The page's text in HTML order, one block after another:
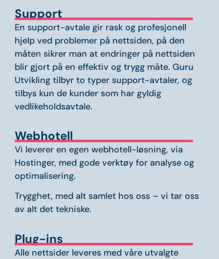
Support
En support-avtale gir rask og profesjonell
hjelp ved problemer på nettsiden, på den
måten sikrer man at endringer på nettsiden
blir gjort på en effektiv og trygg måte. Guru
Utvikling tilbyr to typer support-avtaler, og
tilbys kun de kunder som har gyldig
vedlikeholdsavtale.
Webhotell
Vi leverer en egen webhotell-løsning, via
Hostinger, med gode verktøy for analyse og
optimalisering.
Trygghet, med alt samlet hos oss – vi tar oss
av alt det tekniske.
Plug-ins​
Alle nettsider leveres med våre utvalgte